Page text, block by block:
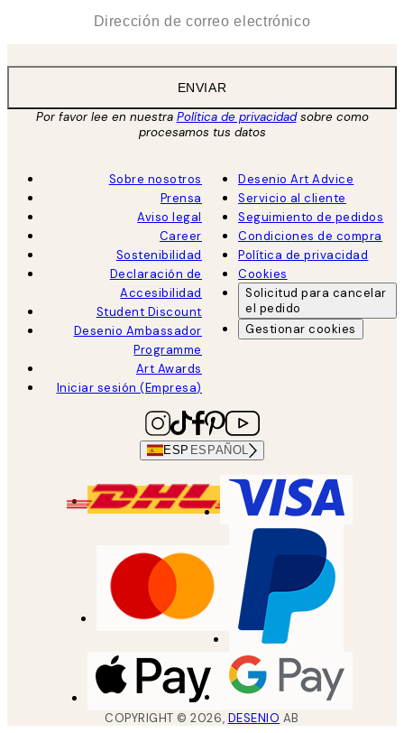
ENVIAR
Por favor lee en nuestra Política de privacidadsobre como
procesamos tus datos
Sobre nosotros
Prensa
Aviso legal
Career
Sostenibilidad
Declaración de
Accesibilidad
Student Discount
Desenio Ambassador
Programme
Art Awards
Iniciar sesión (Empresa)
Desenio Art Advice
Servicio al cliente
Seguimiento de pedidos
Condiciones de compra
Política de privacidad
Cookies
Solicitud para cancelar
el pedido
Gestionar cookies
ESP ESPAÑOL
COPYRIGHT ©2026, DESENIO AB